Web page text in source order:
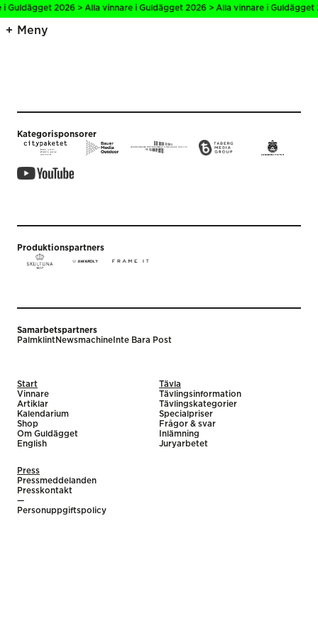
Guldägget 2026 > Alla vinnare i Guldägget 2026 > Alla vinnare i
Meny
Kategorisponsorer
Produktionspartners
Samarbetspartners
PalmklintNewsmachine Inte Bara Post
Start
Vinnare
Artiklar
Kalendarium
Shop
Om Guldägget
English
Tävla
Tävlingsinformation
Tävlingskategorier
Specialpriser
Frågor & svar
Inlämning
Juryarbetet
Press
Pressmeddelanden
Presskontakt
—
Personuppgiftspolicy